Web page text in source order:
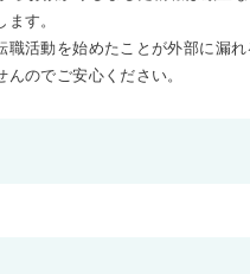
ます。
職活動を始めたことが外部に漏
んのでご安心ください。